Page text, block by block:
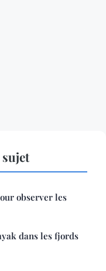
observer les
dans les fjords